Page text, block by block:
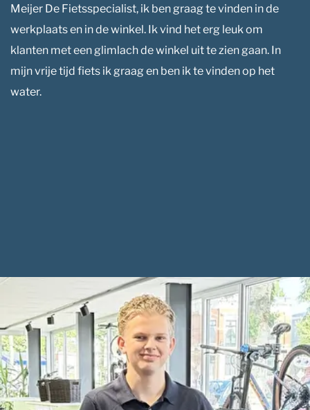
Meijer De Fietsspecialist, ik ben graag te vinden in de
werkplaats en in de winkel. Ik vind het erg leuk om
klanten met een glimlach de winkel uit te zien gaan. In
mijn vrije tijd fiets ik graag en ben ik te vinden op het
water.